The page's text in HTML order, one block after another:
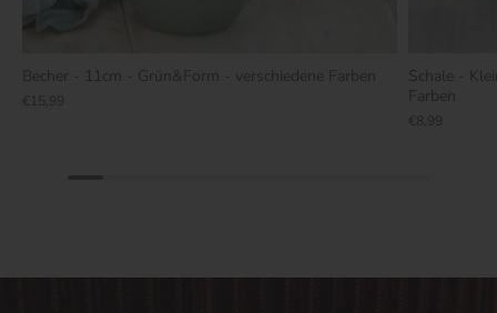
Becher - 11cm - Grün&Form - verschiedene Farben
€15,99
Schale -
Farben
€8,99